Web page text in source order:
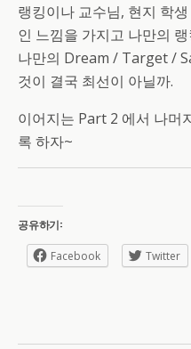
랭킹이나 교수님, 현지 학
인 느낌을 가지고 나만의
나만의 Dream / Target /
것이 결국 최선이 아닐까.
이어지는 Part 2 에서 나머
록 하자~
공유하기:
Facebook Twitter